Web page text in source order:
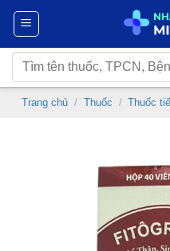
Chuyển
nội
dung
Tìm
kiếm:
Trang chủ / Thuốc / Thuốc